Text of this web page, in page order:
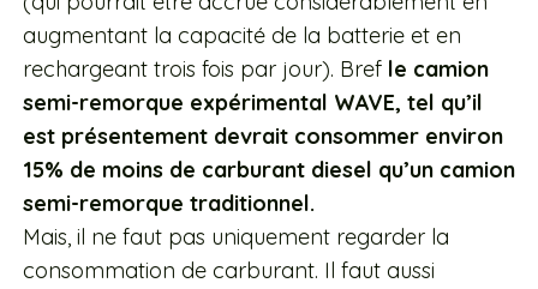
augmentant la capacité de la batterie et en
rechargeant trois fois par jour). Bref le camion
semi-remorque expérimental WAVE, tel qu’il
est présentement devrait consommer environ
15% de moins de carburant diesel qu’un camion
semi-remorque traditionnel.
Mais, il ne faut pas uniquement regarder la
consommation de carburant. Il faut aussi